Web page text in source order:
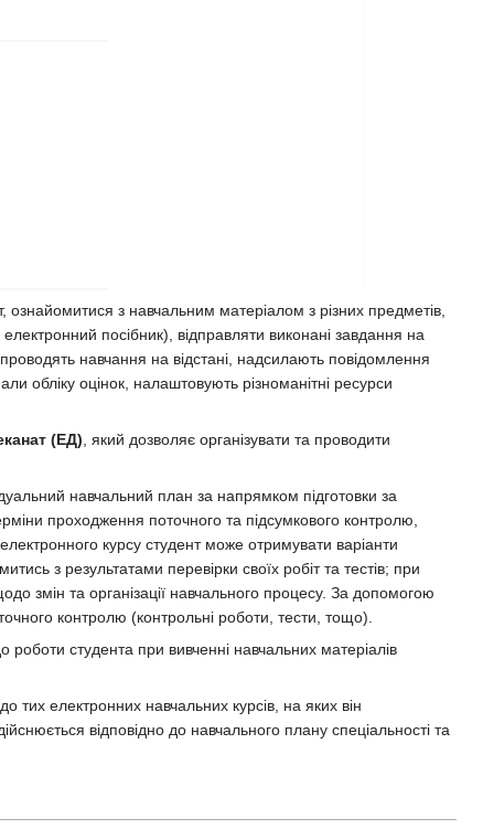
з навчальним матеріалом з різних предметів,
посібник), відправляти виконані завдання на
навчання на відстані, надсилають повідомлення
обліку оцінок, налаштовують різноманітні ресурси
(ЕД) , який дозволяє організувати та проводити
навчальний план за напрямком підготовки за
проходження поточного та підсумкового контролю,
курсу студент може отримувати варіанти
з результатами перевірки своїх робіт та тестів; при
змін та організації навчального процесу. За допомогою
контролю (контрольні роботи, тести, тощо).
роботи студента при вивченні навчальних матеріалів
тих електронних навчальних курсів, на яких він
відповідно до навчального плану спеціальності та